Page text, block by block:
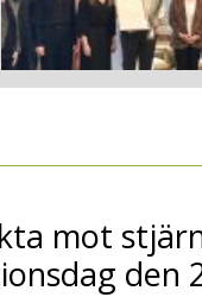
mot
den